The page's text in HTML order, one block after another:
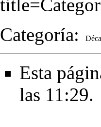
Categoría:
Esta
las 11:29.